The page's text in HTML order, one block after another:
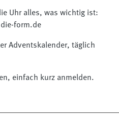
Uhr alles, was wichtig ist:
form.de
Adventskalender, täglich
einfach kurz anmelden.